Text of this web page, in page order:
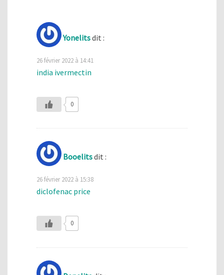
Yonelitsdit :
26 février 2022 à 14:41
india ivermectin
0
Booelitsdit :
26 février 2022 à 15:38
diclofenac price
0